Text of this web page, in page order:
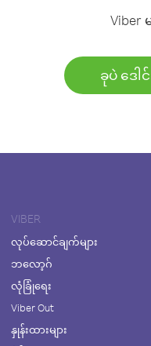
Viber
ခုပဲ ဒေ
VIBER
လုပ်ဆောင်ချက်များ
ဘလော့ဂ်
လုံခြုံရေး
Viber Out
နှုန်းထားများ